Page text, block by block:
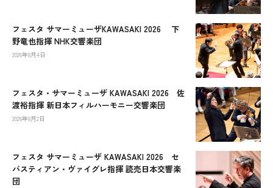
フェスタ サマーミューザKAWASAKI 2026 下
野竜也指揮 NHK交響楽団
2026年8月4日
フェスタ・サマーミューザ KAWASAKI 2026 佐
渡裕指揮 新日本フィルハーモニー交響楽団
2026年8月2日
フェスタ サマーミューザ KAWASAKI 2026 セ
バスティアン・ヴァイグレ指揮 読売日本交響楽
団